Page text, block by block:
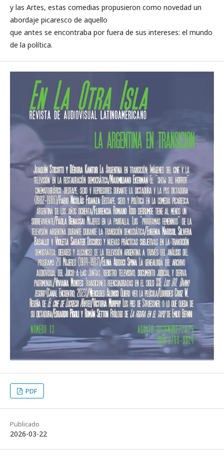
y las Artes, estas comedias propusieron como novedad un
abordaje picaresco de aquello
que antes se encontraba por fuera de sus intereses: el mundo
de la política.
PDF
Publicado
2026-03-22